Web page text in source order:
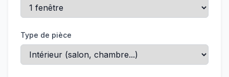
Type de pièce